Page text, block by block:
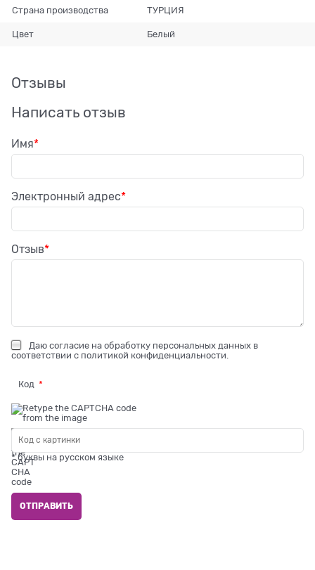
Страна производства ТУРЦИЯ
Цвет Белый
Отзывы
Написать отзыв
Имя
Электронный адрес
Отзыв
Даю согласие на обработку персональных данных в
соответствии с политикой конфиденциальности.
Код
* буквы на русском языке